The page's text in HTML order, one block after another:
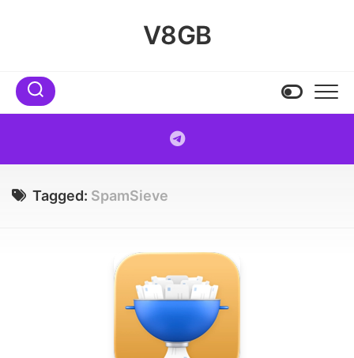
V8GB
Tagged: SpamSieve